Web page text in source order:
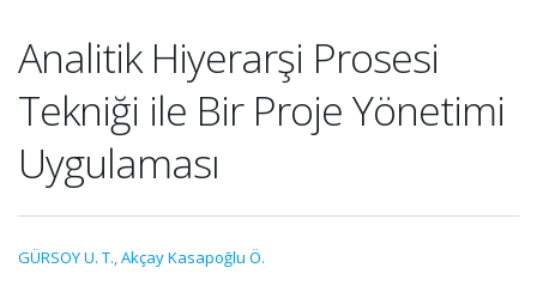
Analitik Hiyerarşi Prosesi
Tekniği ile Bir Proje Yönetimi
Uygulaması
GÜRSOY U. T.,Akçay Kasapoğlu Ö.